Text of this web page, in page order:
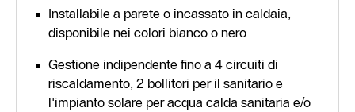
Installabile a parete o incassato in caldaia,
disponibile nei colori bianco o nero
Gestione indipendente fino a 4 circuiti di
riscaldamento, 2 bollitori per il sanitario e
l'impianto solare per acqua calda sanitaria e/o